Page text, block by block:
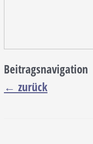
Beitragsnavigation
← zurück